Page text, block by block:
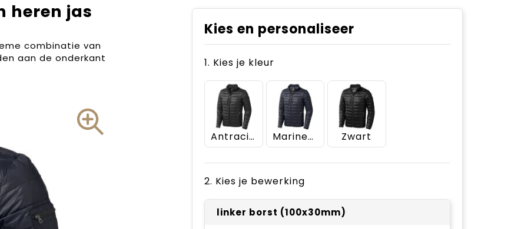
heren jas
combinatie van
aan de onderkant
Kies en personaliseer
1. Kies je kleur
Antraciet Marineblauw Zwart
2. Kies je bewerking
linker borst (100x30mm)